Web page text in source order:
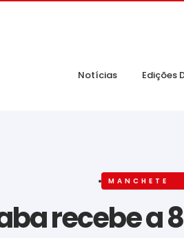
Notícias Edições
MANCHETE
recebe a